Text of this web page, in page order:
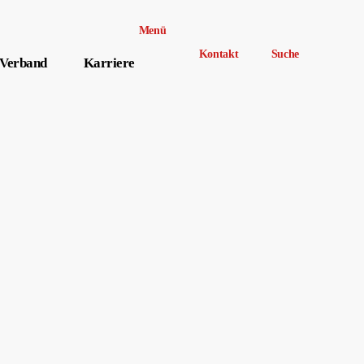
Menü
Verband Karriere
Kontakt Suche